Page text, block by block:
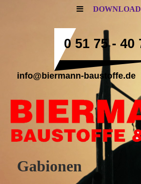
0 51 75 - 40
info@biermann-baustoffe.de
Gabionen